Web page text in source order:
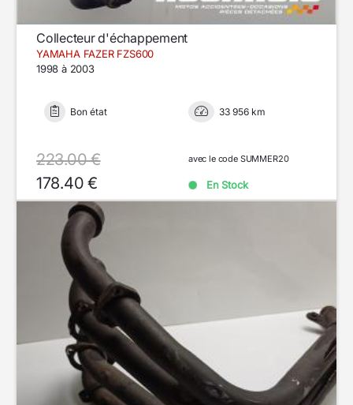
Collecteur d'échappement
YAMAHA FAZER FZS600
1998 à 2003
Bon état 33 956 km
223.00 €
178.40 €
avec le code SUMMER20
En Stock